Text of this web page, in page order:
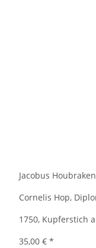
Jacobus Houbraken
Cornelis Hop,
1750, Kupferstich
35,00 € *